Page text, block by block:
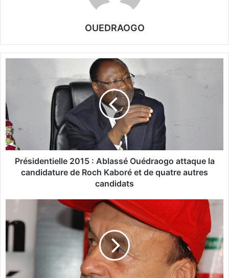
OUEDRAOGO
i
d
e
n
t
0
Présidentielle 2015 : Ablassé Ouédraogo attaque la
candidature de Roch Kaboré et de quatre autres
candidats
n